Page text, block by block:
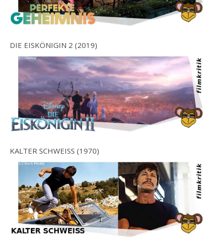
DIE EISKÖNIGIN 2 (2019)
KALTER SCHWEISS (1970)